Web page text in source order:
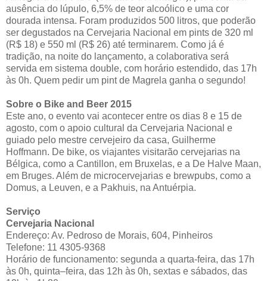
ausência do lúpulo, 6,5% de teor alcoólico e uma cor
dourada intensa. Foram produzidos 500 litros, que poderão
ser degustados na Cervejaria Nacional em pints de 320 ml
(R$ 18) e 550 ml (R$ 26) até terminarem. Como já é
tradição, na noite do lançamento, a colaborativa será
servida em sistema double, com horário estendido, das 17h
às 0h. Quem pedir um pint de Magrela ganha o segundo!
Sobre o Bike and Beer 2015
Este ano, o evento vai acontecer entre os dias 8 e 15 de
agosto, com o apoio cultural da Cervejaria Nacional e
guiado pelo mestre cervejeiro da casa, Guilherme
Hoffmann. De bike, os viajantes visitarão cervejarias na
Bélgica, como a Cantillon, em Bruxelas, e a De Halve Maan,
em Bruges. Além de microcervejarias e brewpubs, como a
Domus, a Leuven, e a Pakhuis, na Antuérpia.
Serviço
Cervejaria Nacional
Endereço: Av. Pedroso de Morais, 604, Pinheiros
Telefone: 11 4305-9368
Horário de funcionamento: segunda a quarta-feira, das 17h
às 0h, quinta–feira, das 12h às 0h, sextas e sábados, das